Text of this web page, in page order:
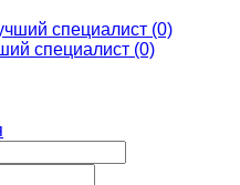
специалист (0)